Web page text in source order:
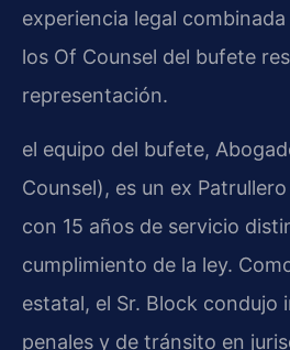
experiencia legal
los Of Counsel del bufete
representación.
el equipo del bufete,
Counsel), es un ex
con 15 años de servicio
cumplimiento de la ley.
estatal, el Sr. Block condujo
penales y de tránsito en